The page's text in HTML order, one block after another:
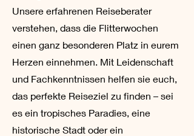
Unsere erfahrenen Reiseberater
verstehen, dass die Flitterwochen
einen ganz besonderen Platz in eurem
Herzen einnehmen. Mit Leidenschaft
und Fachkenntnissen helfen sie euch,
das perfekte Reiseziel zu finden – sei
es ein tropisches Paradies, eine
historische Stadt oder ein